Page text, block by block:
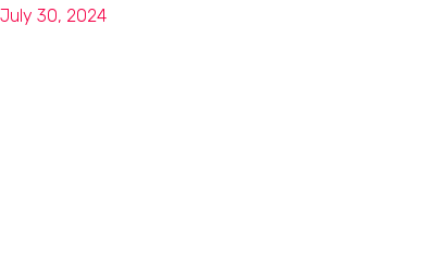
July 30, 2024